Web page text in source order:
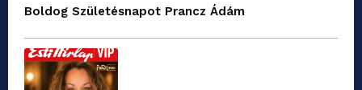
Boldog Születésnapot Prancz Ádám